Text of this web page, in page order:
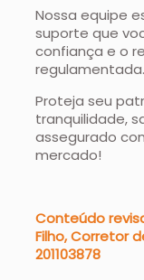
Nossa equipe
suporte que
confiança e o
regulamentada.
Proteja seu
tranquilidade,
assegurado
mercado!
Conteúdo
Filho, Corretor
201103878